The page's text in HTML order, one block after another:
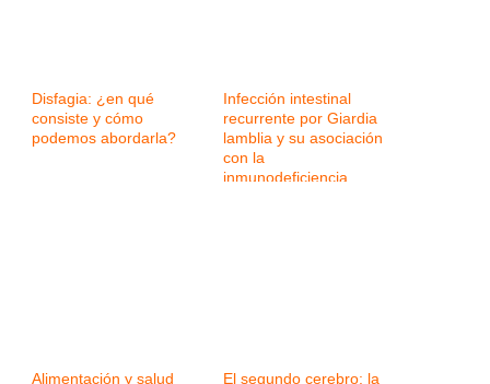
Disfagia: ¿en qué
consiste y cómo
podemos abordarla?
Infección intestinal
recurrente por Giardia
lamblia y su asociación
con la
inmunodeficiencia
Alimentación y salud
El segundo cerebro: la